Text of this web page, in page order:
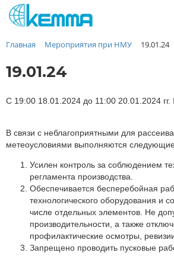
Каталог
О заводе
Новости
Дилеры
Недвижимость
Мероприятия при НМУ
Предложения к зачёту
Подбор
Вакансии
Сертификаты
Главная Мероприятия при НМУ 19.01.24
19.01.24
С 19:00 18.01.2024 до 11:00 20.01.2024 гг.
В связи с неблагоприятными для
метеоусловиями выполняются
Усилен контроль за соблюдением
регламента производства.
Обеспечивается бесперебойная
технологического оборудования и
числе отдельных элементов. Не
производительности, а также
профилактические осмотры,
Запрещено проводить пусковые